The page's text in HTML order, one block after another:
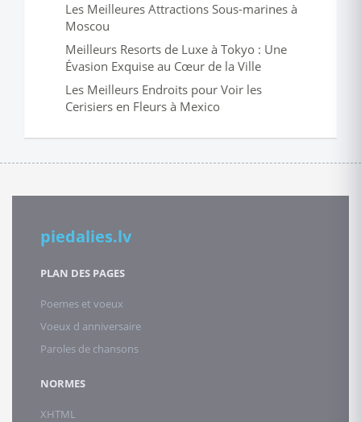
Les Meilleures Attractions Sous-marines à
Moscou
Meilleurs Resorts de Luxe à Tokyo : Une
Évasion Exquise au Cœur de la Ville
Les Meilleurs Endroits pour Voir les
Cerisiers en Fleurs à Mexico
piedalies.lv
PLAN DES PAGES
Poemes et voeux
Voeux d anniversaire
Paroles de chansons
NORMES
XHTML